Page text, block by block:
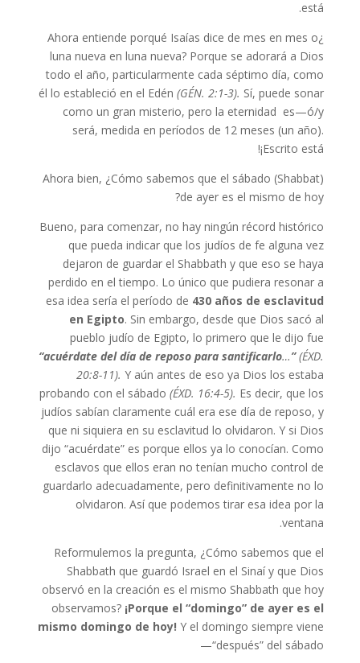
está.
¿Ahora entiende porqué Isaías dice de mes en mes o
luna nueva en luna nueva? Porque se adorará a Dios
todo el año, particularmente cada séptimo día, como
él lo estableció en el Edén(GÉN. 2:1-3). Sí, puede sonar
como un gran misterio, pero la eternidad es—ó/y
será, medida en períodos de 12 meses (un año).
¡Escrito está!
Ahora bien, ¿Cómo sabemos que el sábado (Shabbat)
de ayer es el mismo de hoy?
Bueno, para comenzar, no hay ningún récord histórico
que pueda indicar que los judíos de fe alguna vez
dejaron de guardar el Shabbath y que eso se haya
perdido en el tiempo. Lo único que pudiera resonar a
esa idea sería el período de 430 años de esclavitud
en Egipto. Sin embargo, desde que Dios sacó al
pueblo judío de Egipto, lo primero que le dijo fue
“acuérdate del día de reposo para santificarlo…”(ÉXD.
20:8-11).Y aún antes de eso ya Dios los estaba
probando con el sábado(ÉXD. 16:4-5). Es decir, que los
judíos sabían claramente cuál era ese día de reposo, y
que ni siquiera en su esclavitud lo olvidaron. Y si Dios
dijo “acuérdate” es porque ellos ya lo conocían. Como
esclavos que ellos eran no tenían mucho control de
guardarlo adecuadamente, pero definitivamente no lo
olvidaron. Así que podemos tirar esa idea por la
ventana.
Reformulemos la pregunta, ¿Cómo sabemos que el
Shabbath que guardó Israel en el Sinaí y que Dios
observó en la creación es el mismo Shabbath que hoy
observamos? ¡Porque el “domingo” de ayer es el
mismo domingo de hoy! Y el domingo siempre viene
“después” del sábado—